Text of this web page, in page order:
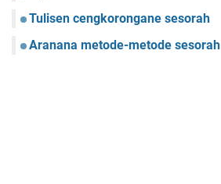
Tulisen cengkorongane sesorah
Aranana metode-metode sesorah